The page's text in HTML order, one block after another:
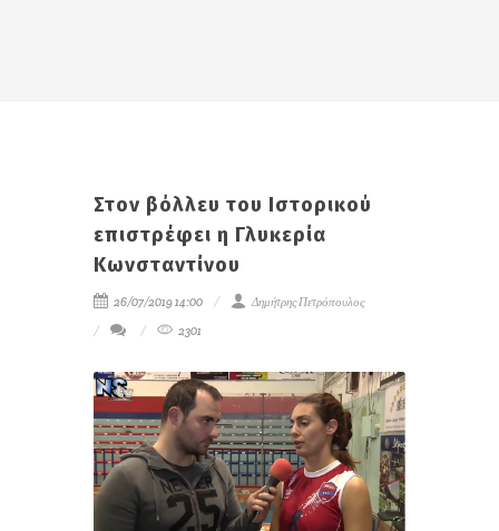
Στον βόλλευ του Ιστορικού
επιστρέφει η Γλυκερία
Κωνσταντίνου
26/07/2019 14:00
Δημήτρης Πετρόπουλος
2301